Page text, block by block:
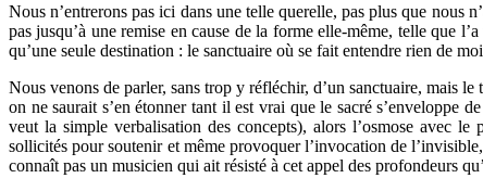
Nous n’entrerons pas ici dans une telle querelle, pas plus que nous
pas jusqu’à une remise en cause de la forme elle-même, telle que
qu’une seule destination : le sanctuaire où se fait entendre rien de
Nous venons de parler, sans trop y réfléchir, d’un sanctuaire, mais
on ne saurait s’en étonner tant il est vrai que le sacré s’enveloppe
veut la simple verbalisation des concepts), alors l’osmose avec le
sollicités pour soutenir et même provoquer l’invocation de
connaît pas un musicien qui ait résisté à cet appel des profondeurs